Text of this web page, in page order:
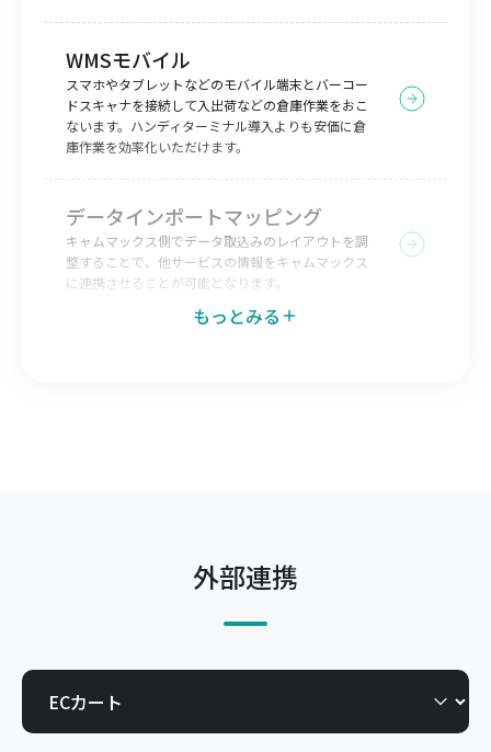
WMSモバイル
スマホやタブレットなどのモバイル端末とバーコー
ドスキャナを接続して入出荷などの倉庫作業をおこ
ないます。ハンディターミナル導入よりも安価に倉
庫作業を効率化いただけます。
データインポートマッピング
キャムマックス側でデータ取込みのレイアウトを調
整することで、他サービスの情報をキャムマックス
に連携させることが可能となります。
引を電子化できます。
得意先へキャムマックスの一部機能を開放すること
です。今までメールやFAX、郵送で行っていた取引
を電子化できます。
もっとみる
外部連携